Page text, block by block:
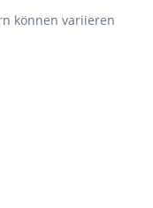
können variieren